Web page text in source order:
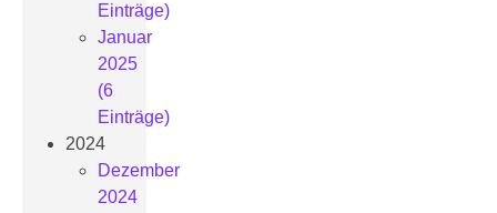
Einträge)
Januar
2025
(6
Einträge)
2024
Dezember
2024